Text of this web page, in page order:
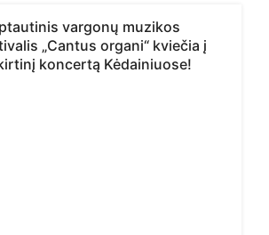
vargonų muzikos
„Cantus organi“ kviečia į
koncertą Kėdainiuose!